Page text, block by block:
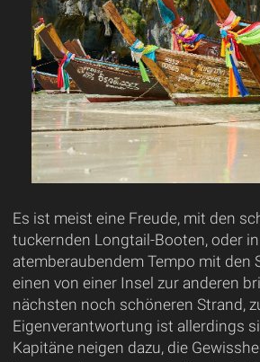
Es ist meist eine Freude, mit den
tuckernden Longtail-Booten, oder in
atemberaubendem Tempo mit den
einen von einer Insel zur anderen
nächsten noch schöneren Strand,
Eigenverantwortung ist allerdings
Kapitäne neigen dazu, die